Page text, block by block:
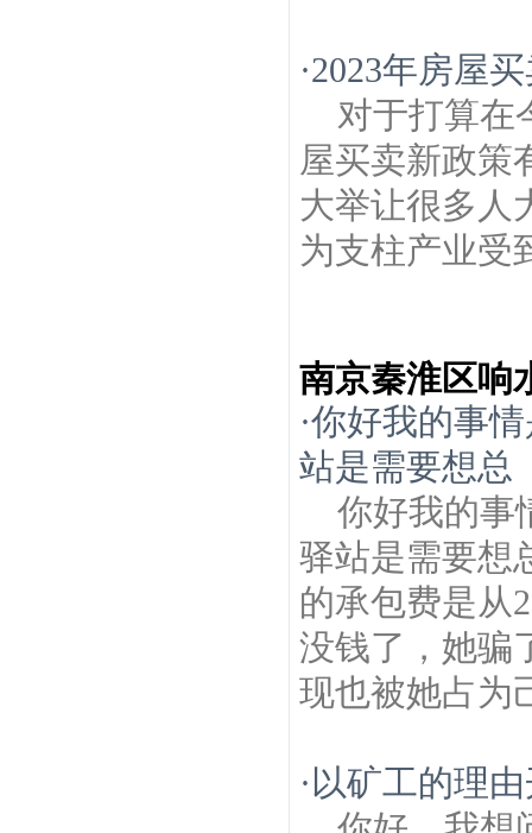
·2023年房屋
对于打算在
屋买卖新政策
大举让很多人
为支柱产业受
南京秦淮区响
·你好我的事
站是需要想总
你好我的事
驿站是需要想
的承包费是从
没钱了，她骗
现也被她占为
· 以矿工的理